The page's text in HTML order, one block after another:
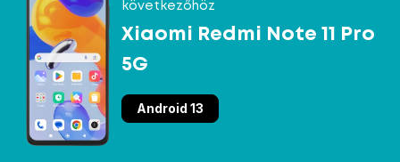
következőhöz
Xiaomi Redmi Note 11 Pro
5G
Android 13